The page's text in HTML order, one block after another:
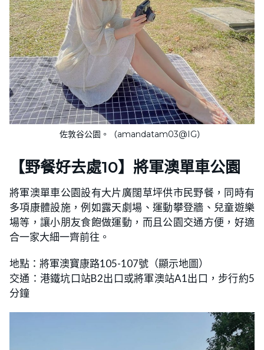
佐敦谷公園。（amandatam03@IG）
【野餐好去處10】將軍澳單車公園
將軍澳單車公園設有大片廣闊草坪供市民野餐，同時有
多項康體設施，例如露天劇場、運動攀登牆、兒童遊樂
場等，讓小朋友食飽做運動，而且公園交通方便，好適
合一家大細一齊前往。
地點：將軍澳寶康路105-107號（顯示地圖）
交通：港鐵坑口站B2出口或將軍澳站A1出口，步行約5
分鐘